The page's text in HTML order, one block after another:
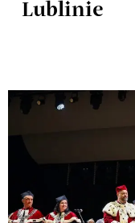
Lublinie